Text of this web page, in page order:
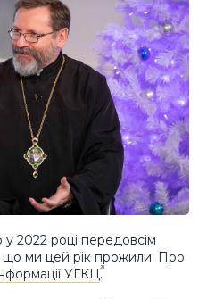
2022 році передовсім
що ми цей рік прожили. Про
УГКЦ.